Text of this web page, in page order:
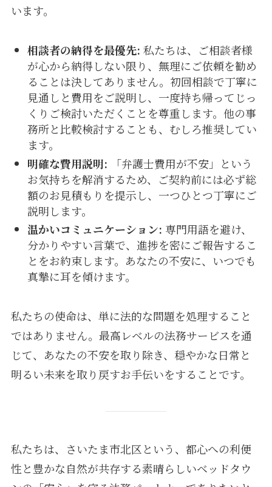
います。
相談者の納得を最優先: 私たちは、ご相談者様
が心から納得しない限り、無理にご依頼を勧め
ることは決してありません。初回相談で丁寧に
見通しと費用をご説明し、一度持ち帰ってじっ
くりご検討いただくことを尊重します。他の事
務所と比較検討することも、むしろ推奨してい
ます。
明確な費用説明: 「弁護士費用が不安」という
お気持ちを解消するため、ご契約前には必ず総
額のお見積もりを提示し、一つひとつ丁寧にご
説明します。
温かいコミュニケーション: 専門用語を避け、
分かりやすい言葉で、進捗を密にご報告するこ
とをお約束します。あなたの不安に、いつでも
真摯に耳を傾けます。
私たちの使命は、単に法的な問題を処理すること
ではありません。最高レベルの法務サービスを通
じて、あなたの不安を取り除き、穏やかな日常と
明るい未来を取り戻すお手伝いをすることです。
私たちは、さいたま市北区という、都心への利便
性と豊かな自然が共存する素晴らしいベッドタウ